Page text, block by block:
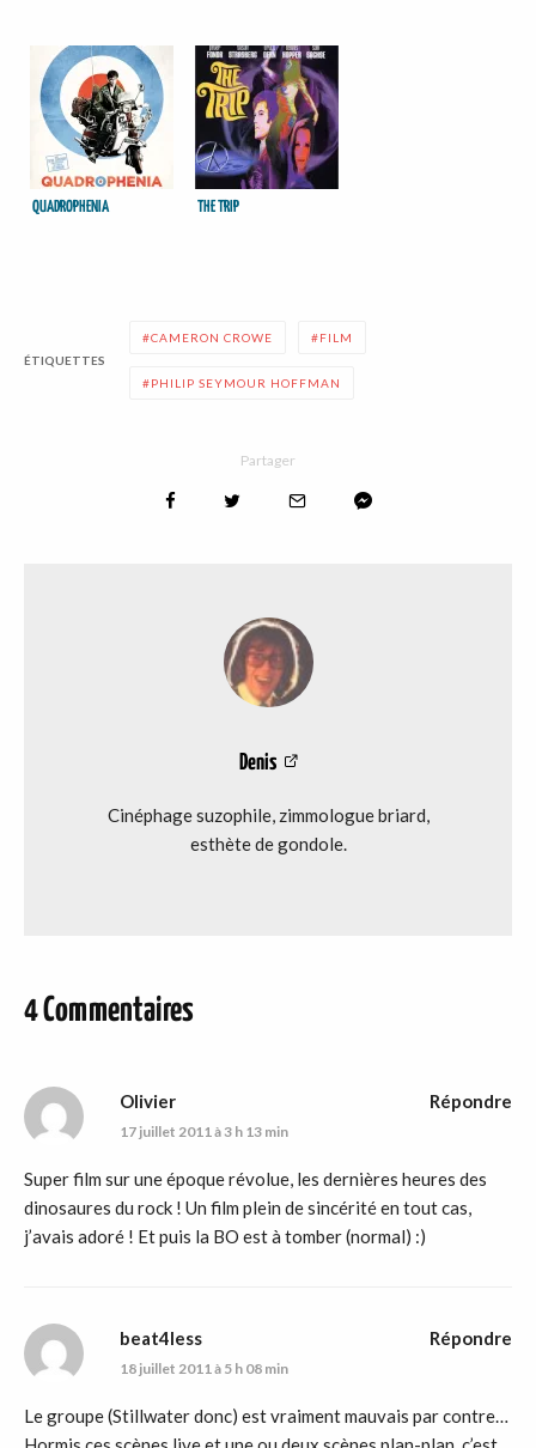
QUADROPHENIA THE TRIP
ÉTIQUETTES
CAMERON CROWE FILM
PHILIP SEYMOUR HOFFMAN
Partager
Denis
Cinéphage suzophile, zimmologue briard,
esthète de gondole.
4 Commentaires
Olivier
17 juillet 2011 à 3 h 13 min
Super film sur une époque révolue, les dernières heures des
dinosaures du rock ! Un film plein de sincérité en tout cas,
j’avais adoré ! Et puis la BO est à tomber (normal) :)
Répondre
beat4less
18 juillet 2011 à 5 h 08 min
Le groupe (Stillwater donc) est vraiment mauvais par contre…
Répondre